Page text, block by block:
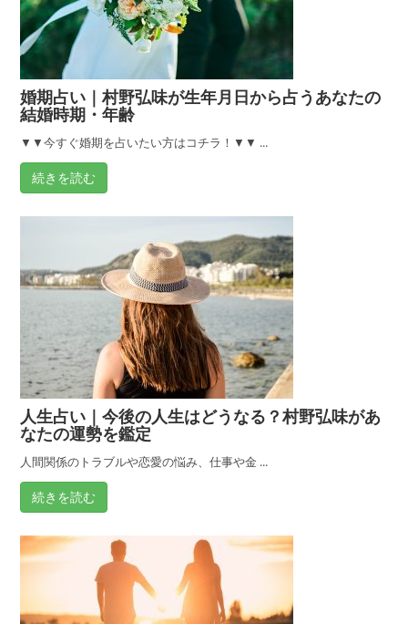
が
良
い
取
り
を
婚期占い｜村野弘味が生年月日から占うあなたの
結婚時期・年齢
▼▼今すぐ婚期を占いたい方はコチラ！▼▼ ...
続きを読む
人生占い｜今後の人生はどうなる？村野弘味があ
なたの運勢を鑑定
人間関係のトラブルや恋愛の悩み、仕事や金 ...
続きを読む